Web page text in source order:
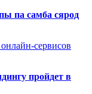
па самба сярод
сервисов
пройдет в